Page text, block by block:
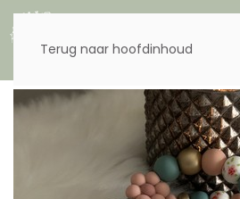
Terug naar hoofdinhoud